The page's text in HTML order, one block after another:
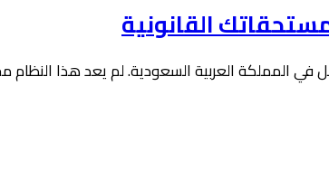
القانونية
المملكة العربية السعودية. لم يعد هذا